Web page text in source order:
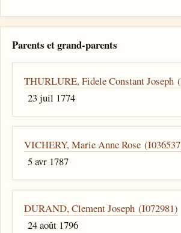
Parents et grand-parents
THURLURE, Fidele Constant Joseph
23 juil 1774
VICHERY, Marie Anne Rose
5 avr 1787
DURAND, Clement Joseph (I072981)
24 août 1796